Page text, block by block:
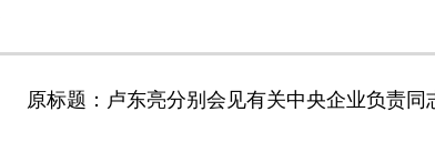
原标题：卢东亮分别会见有关中央企业负责同